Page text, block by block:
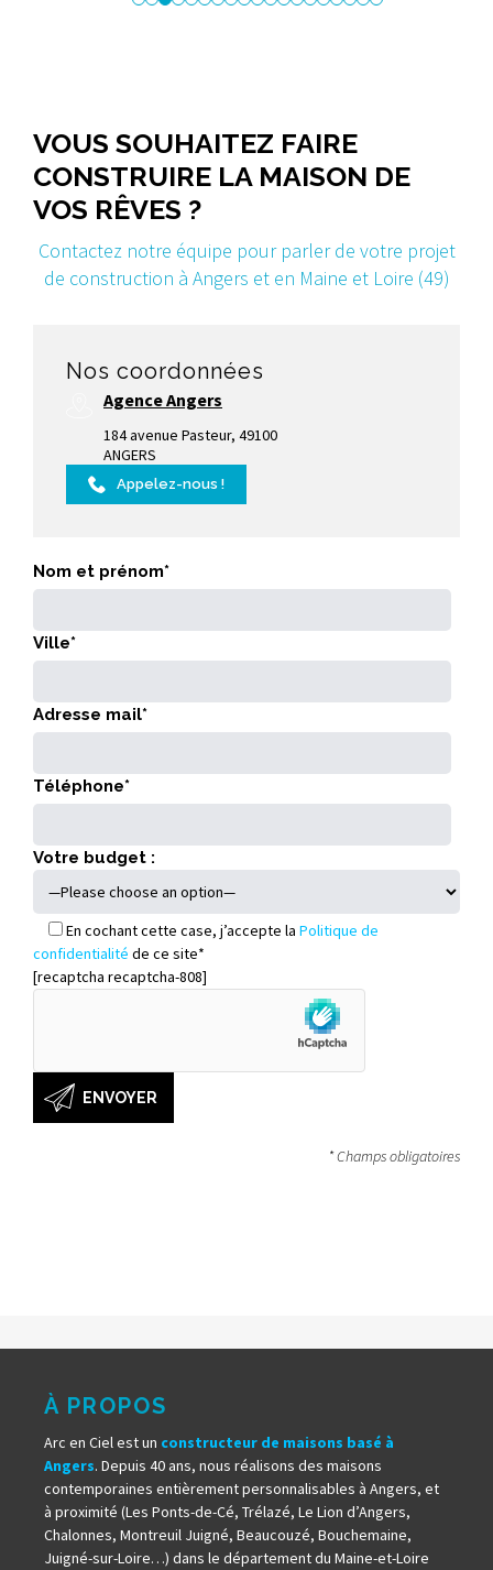
VOUS SOUHAITEZ FAIRE
CONSTRUIRE LA MAISON DE
VOS RÊVES ?
Contactez notre équipe pour parler de votre projet
de construction à Angers et en Maine et Loire (49)
Nos coordonnées
Agence Angers
184 avenue Pasteur, 49100
ANGERS
Appelez-nous !
Nom et prénom*
Ville*
Adresse mail*
Téléphone*
Votre budget :
En cochant cette case, j’accepte la Politique de
confidentialité de ce site*
[recaptcha recaptcha-808]
* Champs obligatoires
À PROPOS
Arc en Ciel est un constructeur de maisons basé à
Angers. Depuis 40 ans, nous réalisons des maisons
contemporaines entièrement personnalisables à Angers, et
à proximité (Les Ponts-de-Cé, Trélazé, Le Lion d’Angers,
Chalonnes, Montreuil Juigné, Beaucouzé, Bouchemaine,
Juigné-sur-Loire…) dans le département du Maine-et-Loire